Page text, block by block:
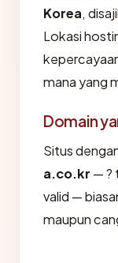
Korea,
Lokasi
mana yang
Domain
Situs
a.co.kr — ?
valid —
maupun